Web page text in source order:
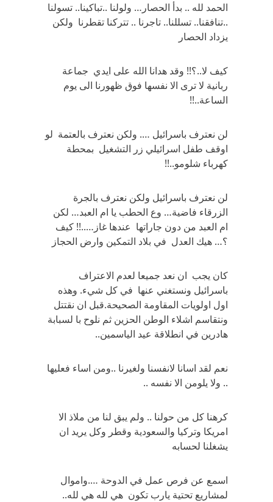
الحمد لله .. بدأ الحصار… ولولنا ..تباكينا.. تسولنا
..تنافقنا.. تسللنا.. تاجرنا .. تتركنا تقطرنا ولكن
يزداد الحصار
كيف لا..؟!! وقد هدانا الله على ايدي جماعة
ربانية لا ترى الا نفسها فوق ظهورنا الى يوم
الساعة..!!
لن نعترف باسرائيل …. ولكن نعترف بالعتمة لو
اوقف طفل اسرائيلي زر التشغيل بمحطة
كهرباء شلومو..!!
لن نعترف باسرائيل ولكن نعترف بالجرة
الزرقاء فاضية… وع الحطب يا ام العبد… لكن
ام العبد من دون جاراتها عندها غاز…..!! كيف
؟… هيك العدل في بلاد التمكين وارض الحجاز
كان يجب ان نعد جميعا لعدم الاعتراف
باسرائيل ونستغني عنها في كل شيء. وهذه
اول اولويات المقاومة الصحيحة.قبل ان نقتتل
ونتقاسم اشلاء الوطن الحزين ثم نلوح با لسبابة
هادرين في انطلاقة عيد الياسمين..
نعم لقد اسانا لانفسنا ولغيرنا ..ومن اساء فعليها
.. ولا يلومن الا نفسه ..
كرهنا كل من حولنا .. ولم يبق لنا من ملاذ الا
امريكا وتركيا والسعودية وقطر وكل يريد ان
يشغلنا لحسابه
اسمع عن فرص عمل في الدوحة ….واموال
لمشاريع تحتية يارب تكون هي لله هي لله..